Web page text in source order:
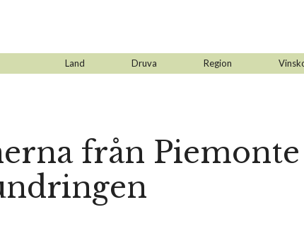
Land Druva Region
från Piemonte